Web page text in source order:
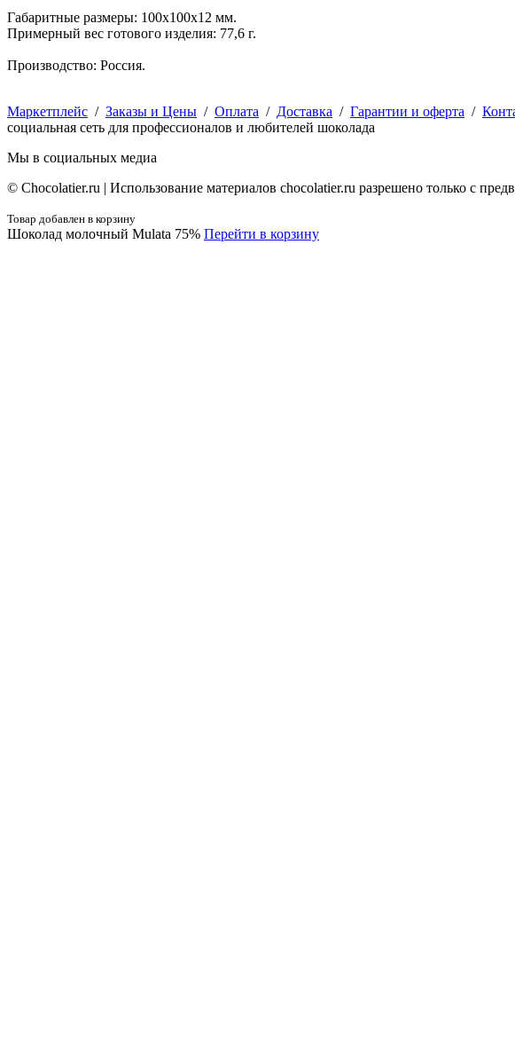
Габаритные размеры: 100х100х12 мм.
Примерный вес готового изделия: 77,6 г.
Производство: Россия.
Маркетплейс / Заказы и Цены / Оплата / Доставка / Гарантии и оферта /
социальная сеть для профессионалов и любителей шоколада
Мы в социальных медиа
© Сhocolatier.ru | Использование материалов chocolatier.ru разрешено только с
Товар добавлен в корзину
Шоколад молочный Mulata 75% Перейти в корзину